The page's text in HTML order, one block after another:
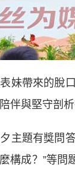
帶來的脫口
伴與堅守剖
題有獎問答
構成？”等問